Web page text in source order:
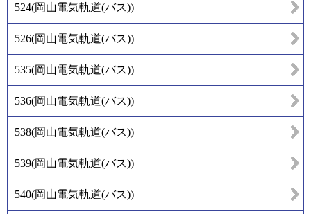
524(岡山電気軌道(バス))
526(岡山電気軌道(バス))
535(岡山電気軌道(バス))
536(岡山電気軌道(バス))
538(岡山電気軌道(バス))
539(岡山電気軌道(バス))
540(岡山電気軌道(バス))